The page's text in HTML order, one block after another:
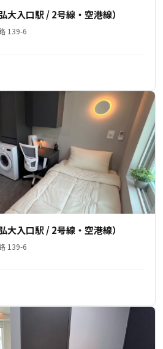
大入口駅 / 2号線・空港線）
139-6
大入口駅 / 2号線・空港線）
139-6